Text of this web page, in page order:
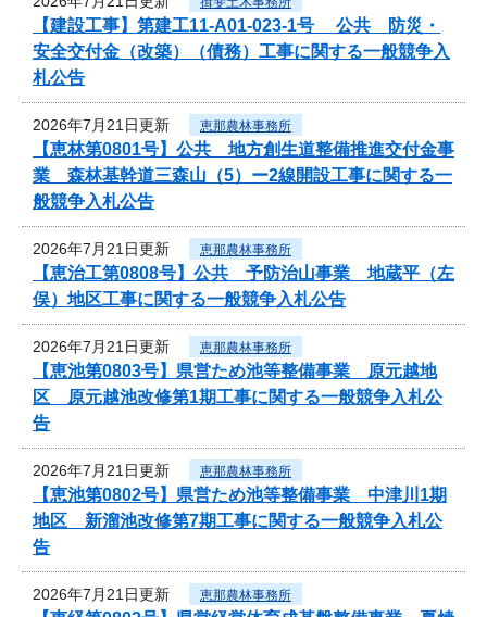
【建設工事】第建工11-A01-023-1号 公共 防災・
安全交付金（改築）（債務）工事に関する一般競争入
札公告
2026年7月21日更新 恵那農林事務所
【恵林第0801号】公共 地方創生道整備推進交付金事
業 森林基幹道三森山（5）ー2線開設工事に関する一
般競争入札公告
2026年7月21日更新 恵那農林事務所
【恵治工第0808号】公共 予防治山事業 地蔵平（左
俣）地区工事に関する一般競争入札公告
2026年7月21日更新 恵那農林事務所
【恵池第0803号】県営ため池等整備事業 原元越地
区 原元越池改修第1期工事に関する一般競争入札公
告
2026年7月21日更新 恵那農林事務所
【恵池第0802号】県営ため池等整備事業 中津川1期
地区 新溜池改修第7期工事に関する一般競争入札公
告
2026年7月21日更新 恵那農林事務所